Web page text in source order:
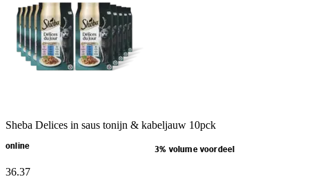
Sheba Delices in saus tonijn & kabeljauw 10pck
online 3% volume voordeel
36.37